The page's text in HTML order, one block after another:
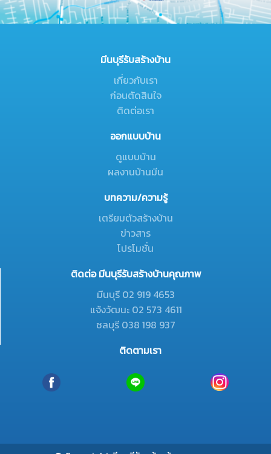
มีนบุรีรับสร้างบ้าน
เกี่ยวกับเรา
ก่อนตัดสินใจ
ติดต่อเรา
ออกแบบบ้าน
ดูแบบบ้าน
ผลงานบ้านมีน
บทความ/ความรู้
เตรียมตัวสร้างบ้าน
ข่าวสาร
โปรโมชั่น
ติดต่อ มีนบุรีรับสร้างบ้านคุณภาพ
มีนบุรี 02 919 4653
แจ้งวัฒนะ 02 573 4611
ชลบุรี 038 198 937
ติดตามเรา